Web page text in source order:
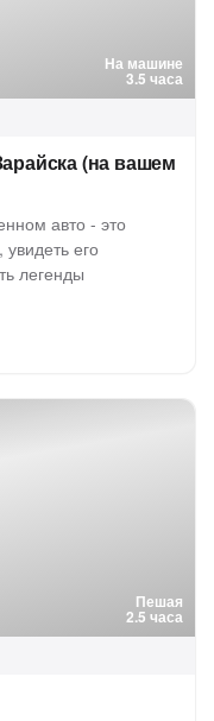
На машине
3.5 часа
(на вашем
авто - это
его
легенды
Пешая
2.5 часа